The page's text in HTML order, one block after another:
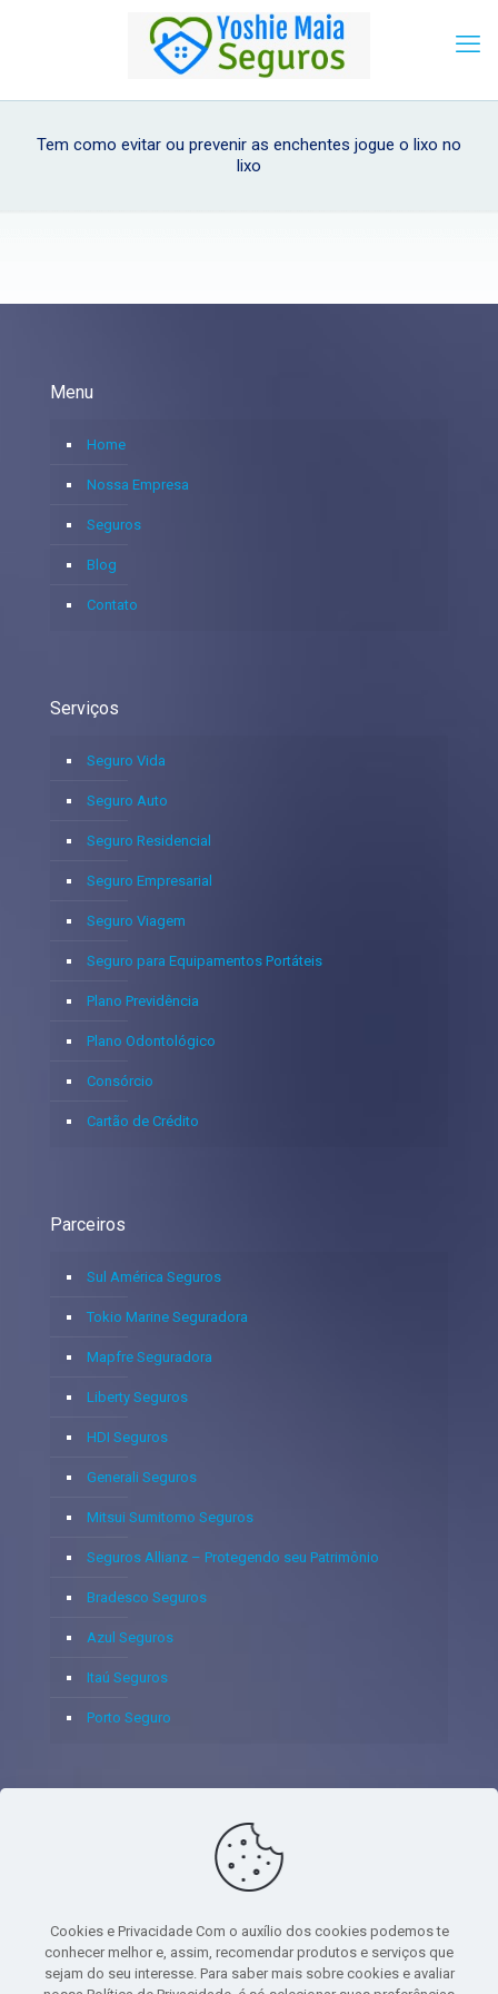
Tem como evitar ou prevenir as enchentes jogue o lixo no
lixo
Menu
Home
Nossa Empresa
Seguros
Blog
Contato
Serviços
Seguro Vida
Seguro Auto
Seguro Residencial
Seguro Empresarial
Seguro Viagem
Seguro para Equipamentos Portáteis
Plano Previdência
Plano Odontológico
Consórcio
Cartão de Crédito
Parceiros
Sul América Seguros
Tokio Marine Seguradora
Mapfre Seguradora
Liberty Seguros
HDI Seguros
Generali Seguros
Mitsui Sumitomo Seguros
Seguros Allianz – Protegendo seu Patrimônio
Bradesco Seguros
Azul Seguros
Itaú Seguros
Porto Seguro
© 2020 - Yoshie & Maia Corretora de Seguros Ltda - CNPJ:
05.459.716/0001-75 - SUSEP: 100637106 AV DOS
PAVIMENTO - CEP 06.020-012 - VILA YARA - OSASCO - UF SP -
TELEFONE - (11) 8251-9266
Cookies e Privacidade Com o auxílio dos cookies podemos te
conhecer melhor e, assim, recomendar produtos e serviços que
sejam do seu interesse. Para saber mais sobre cookies e avaliar